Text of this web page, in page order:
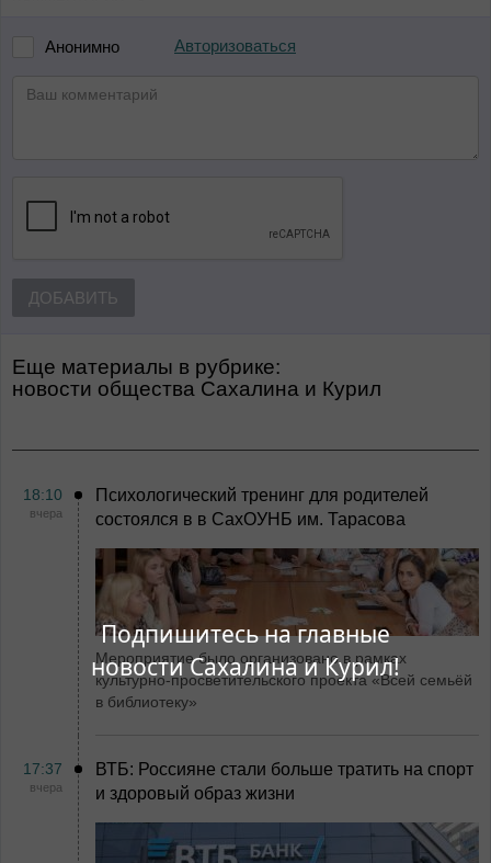
Подпишитесь на главные
новости Сахалина и Курил!
Анонимно Авторизоваться
ДОБАВИТЬ
Еще материалы в рубрике:
Новости общества Сахалина и Курил
18:10
вчера
Психологический тренинг для родителей
состоялся в в СахОУНБ им. Тарасова
Мероприятие было организовано в рамках
культурно-просветительского проекта «Всей семьёй
в библиотеку»
17:37
вчера
ВТБ: Россияне стали больше тратить на спорт
и здоровый образ жизни